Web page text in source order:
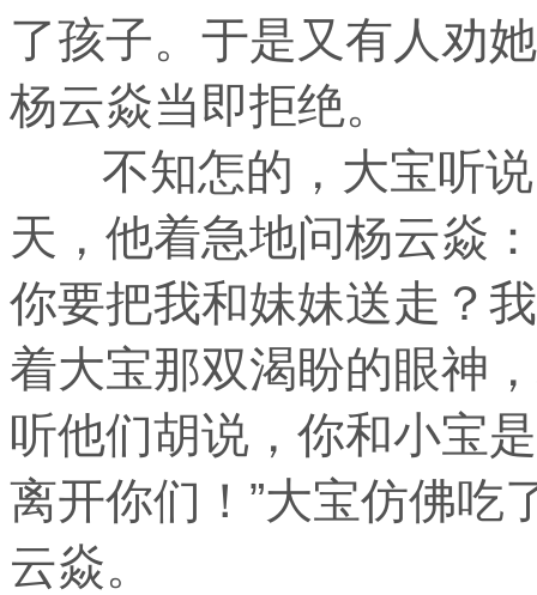
了孩子。于是又有人劝
杨云焱当即拒绝。
不知怎的，大宝听说
天，他着急地问杨云焱
你要把我和妹妹送走？
着大宝那双渴盼的眼神
听他们胡说，你和小宝
离开你们！”大宝仿佛吃
云焱。